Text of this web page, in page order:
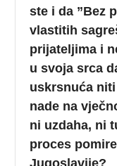
ste i da ”Bez
vlastitih
prijateljima i
u svoja srca
uskrsnuća
nade na
ni uzdaha, ni
proces
Jugoslavije?